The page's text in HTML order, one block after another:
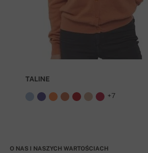
TALINE
+7
O NAS I NASZYCH WARTOŚCIACH